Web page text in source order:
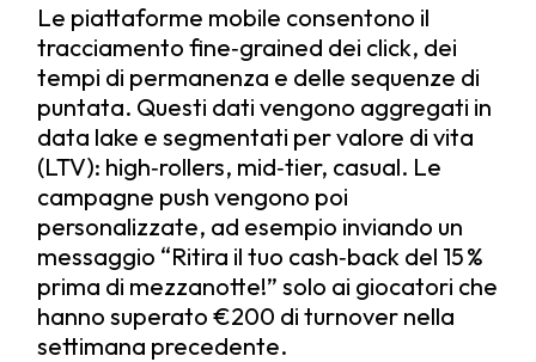
Le piattaforme mobile consentono il
tracciamento fine‑grained dei click, dei
tempi di permanenza e delle sequenze di
puntata. Questi dati vengono aggregati in
data lake e segmentati per valore di vita
(LTV): high‑rollers, mid‑tier, casual. Le
campagne push vengono poi
personalizzate, ad esempio inviando un
messaggio “Ritira il tuo cash‑back del 15 %
prima di mezzanotte!” solo ai giocatori che
hanno superato €200 di turnover nella
settimana precedente.